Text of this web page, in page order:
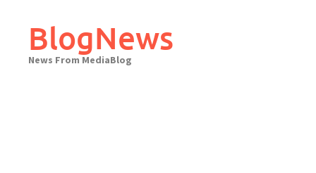
contentBlogNews
News From MediaBlog